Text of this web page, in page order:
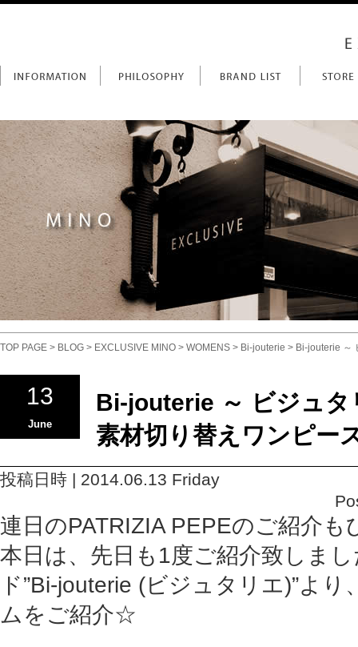
TOP PAGE > BLOG > EXCLUSIVE MINO > WOMENS > Bi-jouterie > Bi-jouterie ～
13
June
Bi-jouterie ～ ビジュタ
素材切り替えワンピー
投稿日時 | 2014.06.13 Friday
連日のPATRIZIA PEPEのご紹介も
本日は、先日も1度ご紹介致しま
ド”Bi-jouterie (ビジュタリエ)”よ
ムをご紹介☆